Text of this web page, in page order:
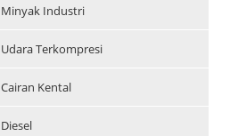
Minyak Industri
Udara Terkompresi
Cairan Kental
Diesel